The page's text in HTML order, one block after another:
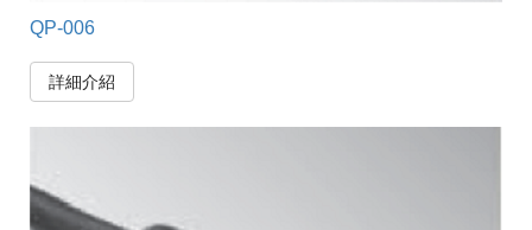
QP-006
詳細介紹